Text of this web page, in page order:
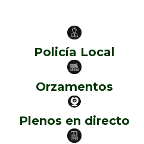
Policía Local
Orzamentos
Plenos en directo